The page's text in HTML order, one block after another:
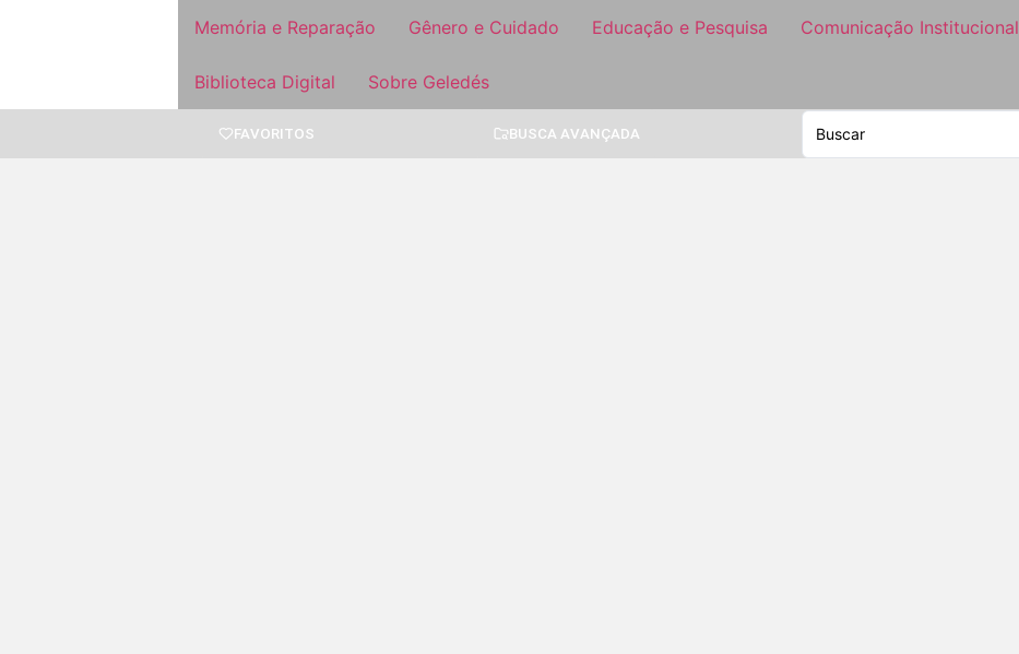
Memória e Reparação Gênero e Cuidado Educação e Pesquisa Comunicação Institucional
Biblioteca Digital Sobre Geledés
FAVORITOS BUSCA AVANÇADA